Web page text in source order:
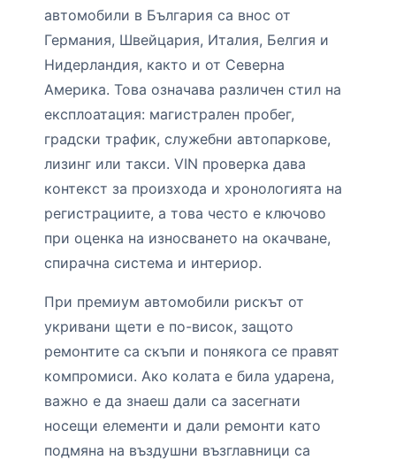
автомобили в България са внос от
Германия, Швейцария, Италия, Белгия и
Нидерландия, както и от Северна
Америка. Това означава различен стил на
експлоатация: магистрален пробег,
градски трафик, служебни автопаркове,
лизинг или такси. VIN проверка дава
контекст за произхода и хронологията на
регистрациите, а това често е ключово
при оценка на износването на окачване,
спирачна система и интериор.
При премиум автомобили рискът от
укривани щети е по-висок, защото
ремонтите са скъпи и понякога се правят
компромиси. Ако колата е била ударена,
важно е да знаеш дали са засегнати
носещи елементи и дали ремонти като
подмяна на въздушни възглавници са